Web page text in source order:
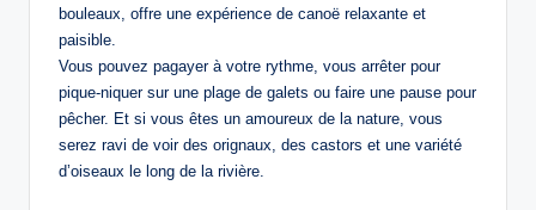
bouleaux, offre une expérience de canoë relaxante et
paisible.
Vous pouvez pagayer à votre rythme, vous arrêter pour
pique-niquer sur une plage de galets ou faire une pause pour
pêcher. Et si vous êtes un amoureux de la nature, vous
serez ravi de voir des orignaux, des castors et une variété
d’oiseaux le long de la rivière.